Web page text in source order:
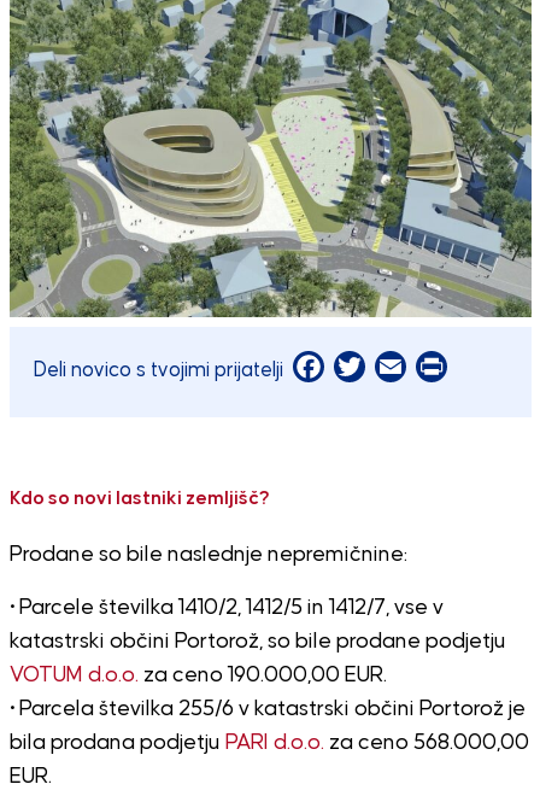
Deli novico s tvojimi prijatelji Facebook
Twitter
EmailPrint
Kdo so novi lastniki zemljišč?
Prodane so bile naslednje nepremičnine:
• Parcele številka 1410/2, 1412/5 in 1412/7, vse v
katastrski občini Portorož, so bile prodane podjetju
VOTUM d.o.o. za ceno 190.000,00 EUR.
• Parcela številka 255/6 v katastrski občini Portorož je
bila prodana podjetju PARI d.o.o. za ceno 568.000,00
EUR.